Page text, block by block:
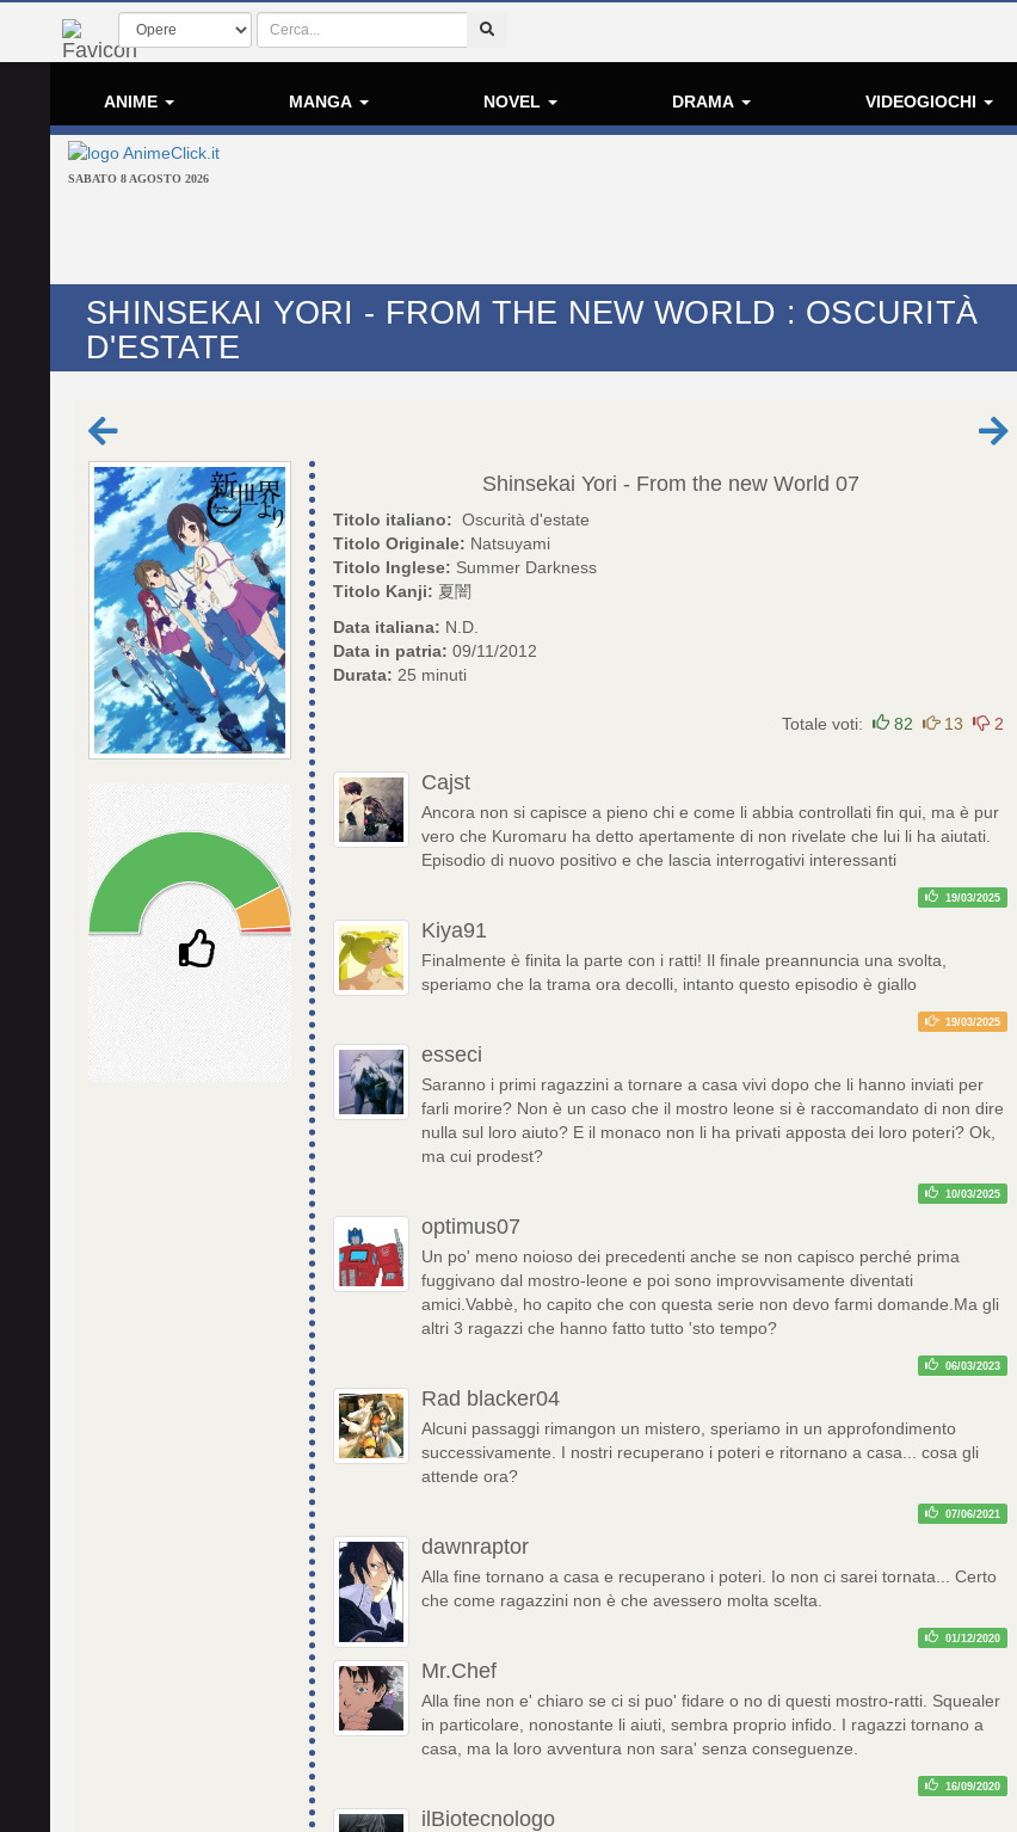
ANIME MANGA NOVEL DRAMA VIDEOGIOCHI
SABATO 8 AGOSTO 2026
SHINSEKAI YORI - FROM THE NEW WORLD : OSCURITÀ
D'ESTATE
Shinsekai Yori - From the new World 07
Titolo italiano: Oscurità d'estate
Titolo Originale: Natsuyami
Titolo Inglese: Summer Darkness
Titolo Kanji: 夏闇
Data italiana: N.D.
Data in patria: 09/11/2012
Durata: 25 minuti
Totale voti: 82 13 2
Cajst
Ancora non si capisce a pieno chi e come li abbia controllati fin qui, ma è pur
vero che Kuromaru ha detto apertamente di non rivelate che lui li ha aiutati.
Episodio di nuovo positivo e che lascia interrogativi interessanti
19/03/2025
Kiya91
Finalmente è finita la parte con i ratti! Il finale preannuncia una svolta,
speriamo che la trama ora decolli, intanto questo episodio è giallo
19/03/2025
esseci
Saranno i primi ragazzini a tornare a casa vivi dopo che li hanno inviati per
farli morire? Non è un caso che il mostro leone si è raccomandato di non dire
nulla sul loro aiuto? E il monaco non li ha privati apposta dei loro poteri? Ok,
ma cui prodest?
10/03/2025
optimus07
Un po' meno noioso dei precedenti anche se non capisco perché prima
fuggivano dal mostro-leone e poi sono improvvisamente diventati
amici.Vabbè, ho capito che con questa serie non devo farmi domande.Ma gli
altri 3 ragazzi che hanno fatto tutto 'sto tempo?
06/03/2023
Rad blacker04
Alcuni passaggi rimangon un mistero, speriamo in un approfondimento
successivamente. I nostri recuperano i poteri e ritornano a casa... cosa gli
attende ora?
07/06/2021
dawnraptor
Alla fine tornano a casa e recuperano i poteri. Io non ci sarei tornata... Certo
che come ragazzini non è che avessero molta scelta.
01/12/2020
Mr.Chef
Alla fine non e' chiaro se ci si puo' fidare o no di questi mostro-ratti. Squealer
in particolare, nonostante li aiuti, sembra proprio infido. I ragazzi tornano a
casa, ma la loro avventura non sara' senza conseguenze.
16/09/2020
ilBiotecnologo